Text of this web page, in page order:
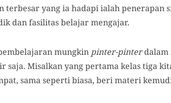
terbesar yang ia hadapi ialah penerapan
dan fasilitas belajar mengajar.
mungkin pinter-pinterdalam
saja. Misalkan yang pertama kelas tiga
sama seperti biasa, beri materi